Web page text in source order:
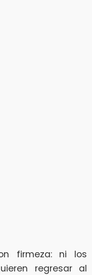
firmeza: ni los
regresar al